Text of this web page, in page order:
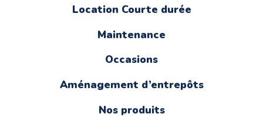
Location Courte durée
Maintenance
Occasions
Aménagement d’entrepôts
Nos produits